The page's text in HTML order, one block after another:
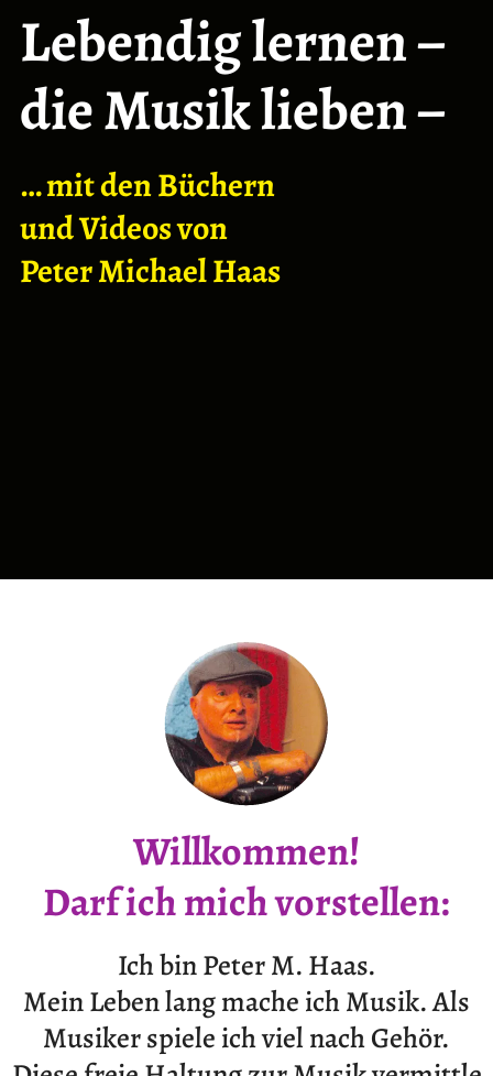
Lebendiglernen –
die Musik lieben –
… mit den Büchern
und Videos von
Peter Michael Haas
Willkommen!
Darf ich mich vorstellen:
Ich bin Peter M. Haas.
Mein Leben lang mache ich Musik. Als
Musiker spiele ich viel nach Gehör.